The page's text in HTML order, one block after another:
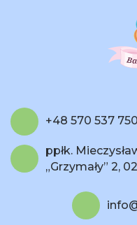
+48 570 537 750
ppłk.
„Grzymały” 2,